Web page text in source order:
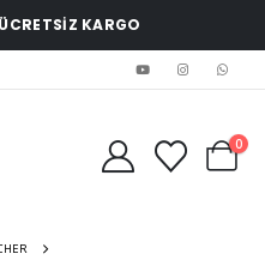
ÜCRETSİZ KARGO
0